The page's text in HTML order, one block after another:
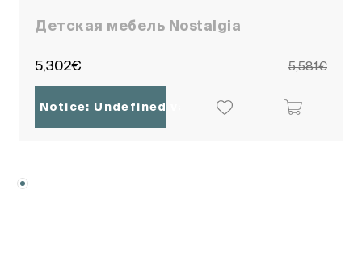
Детская мебель Nostalgia
5,302€ 5,581€
Notice: Undefined variable: